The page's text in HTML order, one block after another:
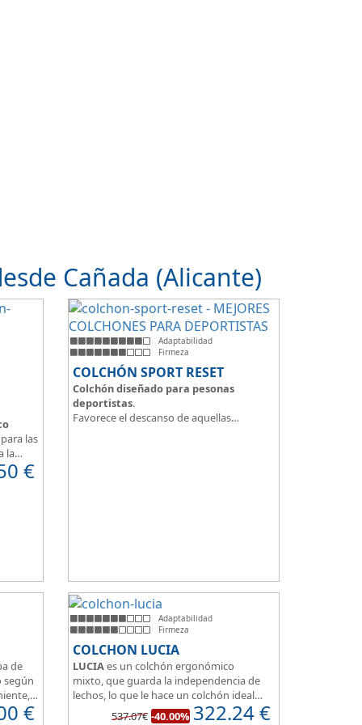
Cañada (Alicante)
las
la
€
Adaptabilidad
Firmeza
COLCHÓN SPORT RESET
Colchón diseñado para pesonas
deportistas.
Favorece el descanso de aquellas
de
según
de€
Adaptabilidad
Firmeza
COLCHON LUCIA
LUCIAes un colchón ergonómico
mixto, que guarda la independencia de
lechos, lo que le hace un colchón ideal
para camas de matrimonio, además es
537.07€ -40.00% 322.24€